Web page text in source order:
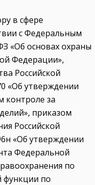
в сфере
с Федеральным
«Об основах охраны
Федерации»,
Российской
«Об утверждении
контроле за
приказом
Российской
«Об утверждении
Федеральной
по
функции по